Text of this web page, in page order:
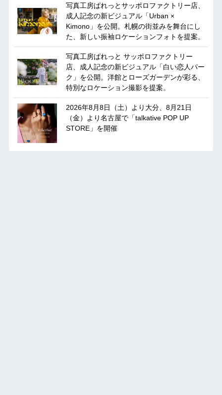
写真工房ぱれっとサッポロファクトリー店、
成人記念の新ビジュアル「Urban ×
Kimono」を公開。札幌の街並みを舞台にし
た、新しい振袖ロケーションフォトを提案。
写真工房ぱれっと サッポロファクトリー
店、成人記念の新ビジュアル「白い恋人パー
ク」を公開。洋館とローズガーデンが彩る、
特別なロケーション撮影を提案。
2026年8月8日（土）より大分、8月21日
（金）より名古屋で「talkative POP UP
STORE」を開催